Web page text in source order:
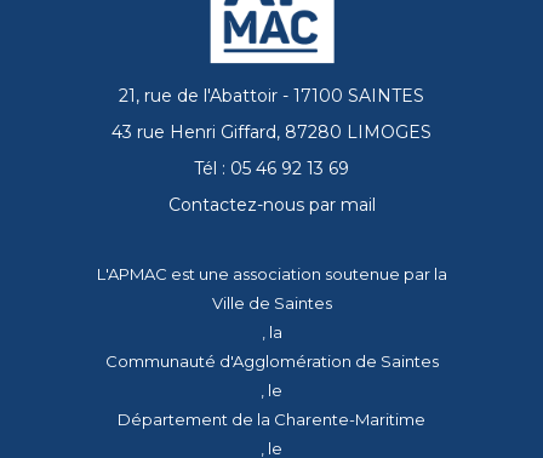
21, rue de l'Abattoir - 17100 SAINTES
43 rue Henri Giffard, 87280 LIMOGES
Tél : 05 46 92 13 69
Contactez-nous par mail
L'APMAC est une association soutenue par la
Ville de Saintes
, la
Communauté d'Agglomération de Saintes
, le
Département de la Charente-Maritime
, le